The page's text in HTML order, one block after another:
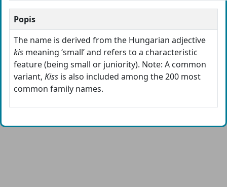
Popis
The name is derived from the Hungarian adjective
kis meaning ‘small’ and refers to a characteristic
feature (being small or juniority). Note: A common
variant, Kiss is also included among the 200 most
common family names.